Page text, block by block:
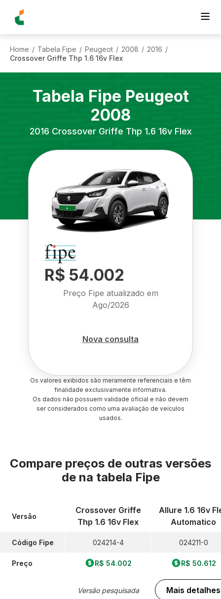
Home / Tabela Fipe / Peugeot / 2008 / 2016 /
Crossover Griffe Thp 1.6 16v Flex
Tabela Fipe Peugeot
2008
2016 Crossover Griffe Thp 1.6 16v Flex
R$ 54.002
Preço Fipe atualizado em
Ago/2026
Nova consulta
Os valores exibidos são meramente referenciais e têm
finalidade exclusivamente informativa.
Os dados não possuem validade oficial e não devem
ser considerados como uma avaliação de veículos
usados.
Compare preços de outras versões
de na tabela Fipe
Versão
Código Fipe
Preço
Crossover Griffe
Thp 1.6 16v Flex
024214-4
R$ 54.002
Versão pesquisada
Allure 1.6 16v
Automatico
024211-0
R$ 50.612
Mais detalhes